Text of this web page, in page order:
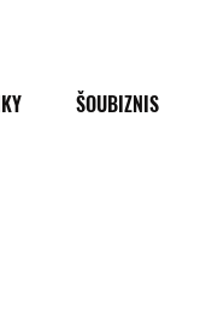
ŠOUBIZNIS